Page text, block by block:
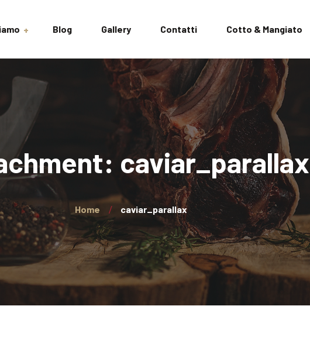
Blog Gallery Contatti Cotto & Mangiato
caviar_parallax
Home caviar_parallax